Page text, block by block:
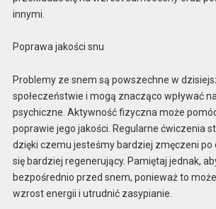
innymi.
Poprawa jakości snu
Problemy ze snem są powszechne w
społeczeństwie i mogą znacząco wpływać
psychiczne. Aktywność fizyczna może
poprawie jego jakości. Regularne ćwiczenia
dzięki czemu jesteśmy bardziej zmęczeni po
się bardziej regenerujący. Pamiętaj jednak,
bezpośrednio przed snem, ponieważ to
wzrost energii i utrudnić zasypianie.